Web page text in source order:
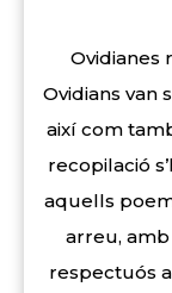
Ovidianes
Ovidians van
així com
recopilació
aquells
arreu,
respectuós